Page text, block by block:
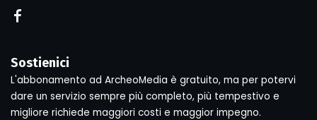
Sostienici
L'abbonamento ad ArcheoMedia è gratuito, ma per potervi
dare un servizio sempre più completo, più tempestivo e
migliore richiede maggiori costi e maggior impegno.